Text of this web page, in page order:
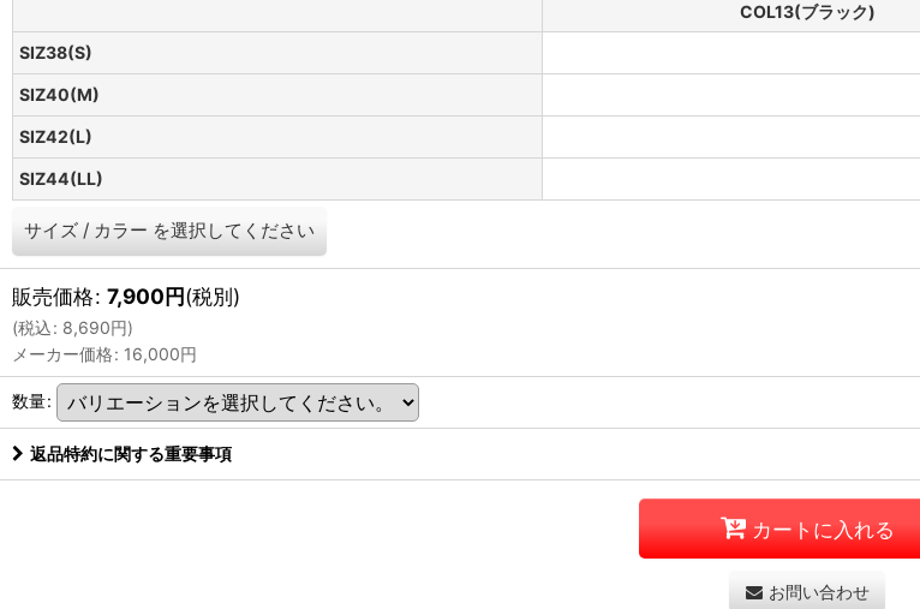
COL13(ブラック)
SIZ38(S)
SIZ40(M)
SIZ42(L)
SIZ44(LL)
サイズ / カラー を選択してください
販売価格: 7,900円(税別)
(税込: 8,690円)
メーカー価格: 16,000円
数量:
返品特約に関する重要事項
カートに入れる
お問い合わせ